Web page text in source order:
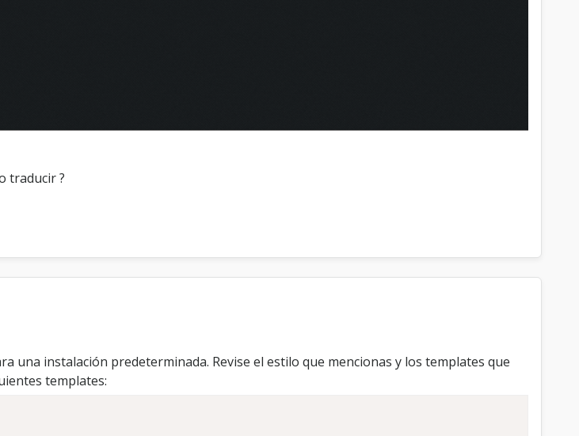
traducir ?
una instalación predeterminada. Revise el estilo que mencionas y los templates que
templates: